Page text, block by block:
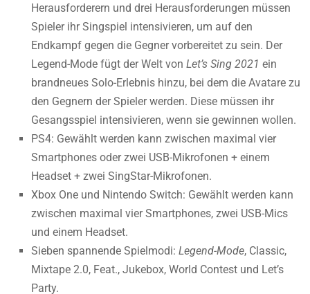
Herausforderern und drei Herausforderungen müssen
Spieler ihr Singspiel intensivieren, um auf den
Endkampf gegen die Gegner vorbereitet zu sein. Der
Legend-Mode fügt der Welt von Let’s Sing 2021 ein
brandneues Solo-Erlebnis hinzu, bei dem die Avatare zu
den Gegnern der Spieler werden. Diese müssen ihr
Gesangsspiel intensivieren, wenn sie gewinnen wollen.
PS4: Gewählt werden kann zwischen maximal vier
Smartphones oder zwei USB-Mikrofonen + einem
Headset + zwei SingStar-Mikrofonen.
Xbox One und Nintendo Switch: Gewählt werden kann
zwischen maximal vier Smartphones, zwei USB-Mics
und einem Headset.
Sieben spannende Spielmodi: Legend-Mode, Classic,
Mixtape 2.0, Feat., Jukebox, World Contest und Let’s
Party.